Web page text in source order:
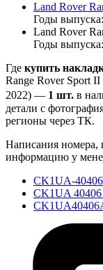
Land Rover
Годы
Land Rover
Годы
Где купить
Range Rover Sport II
2022) — 1 шт. в
детали с
регионы через ТК.
Написания номера,
информацию у
CK1UA-
CK1UA